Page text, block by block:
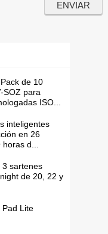
de 10
SOZ para
ISO...
inteligentes
en 26
d...
3 sartenes
de 20, 22 y
Pad Lite